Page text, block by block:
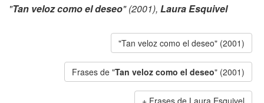
"Tan veloz como el deseo" (2001), Laura Esquivel
"Tan veloz como el deseo" (2001)
Frases de "Tan veloz como el deseo" (2001)
Frases de Laura Esquivel